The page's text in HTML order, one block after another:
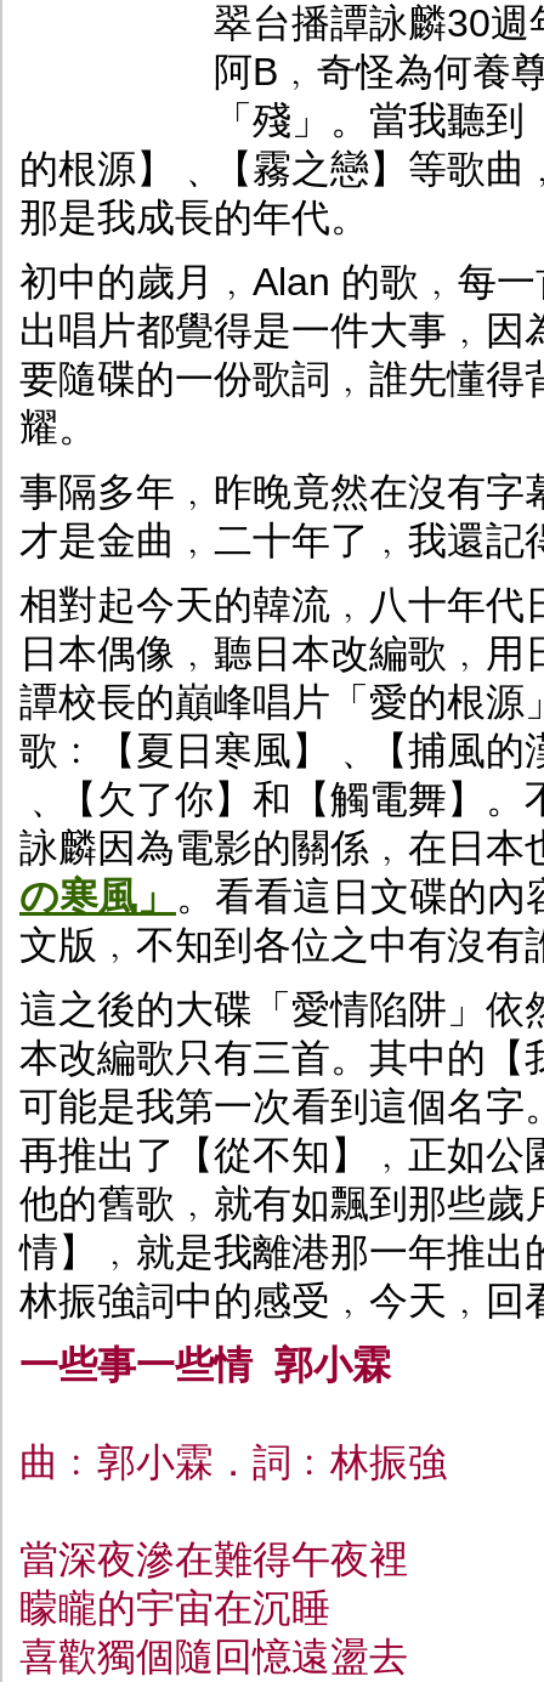
翠台播譚詠麟30
阿B﹐奇怪為何養
「殘」。當我聽
的根源】﹑【霧之戀】等歌
那是我成長的年代。
初中的歲月﹐Alan 的歌﹐每
出唱片都覺得是一件大事﹐
要隨碟的一份歌詞﹐誰先懂
耀。
事隔多年﹐昨晚竟然在沒有
才是金曲﹐二十年了﹐我還
相對起今天的韓流﹐八十年代
日本偶像﹐聽日本改編歌﹐
譚校長的巔峰唱片「愛的根源
歌﹕【夏日寒風】﹑【捕風的
﹑【欠了你】和【觸電舞】
詠麟因為電影的關係﹐在日本
の寒風」 。看看這日文碟的
文版﹐不知到各位之中有沒有
這之後的大碟「愛情陷阱」
本改編歌只有三首。其中的
可能是我第一次看到這個名字
再推出了【從不知】﹐正如
他的舊歌﹐就有如飄到那些
情】﹐就是我離港那一年推
林振強詞中的感受﹐今天﹐
一些事一些情 郭小霖
曲﹕郭小霖．詞﹕林振強
當深夜滲在難得午夜裡
矇矓的宇宙在沉睡
喜歡獨個隨回憶遠盪去